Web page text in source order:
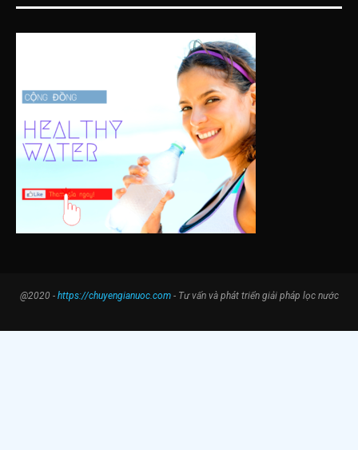
@2020 - https://chuyengianuoc.com- Tư vấn và phát triển giải pháp lọc nước